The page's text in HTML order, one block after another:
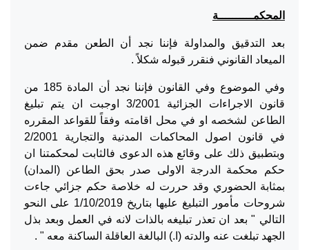
المحكمــــــــــة
بعد التدقيق والمداولة فإننا نجد أن الطعن مقدم ضمن
الميعاد القانوني فنقرر قبوله شكلاً .
وفي الموضوع وفي القانون فإننا نجد أن المادة 185 من
قانون الاجراءات الجزائية 3/2001 اوجبت ان يتم تبليغ
الطاعن لشخصه او في محل اقامته وفقاً للقواعد المقرره
في قانون اصول المحاكمات المدنية والتجارية 2/2001
وبتطبيق ذلك على وقائع هذه الدعوى فالثابت لمحكمتنا ان
حكم محكمة الدرجة الاولى صدر بحق الطاعن (المدان)
بمثابة الحضوري وقد حررت له خلاصة حكم جزائي جاءت
شروحات مأمور التبليغ عليها بتاريخ 1/10/2019 على النحو
التالي " بعد ان تعذر تبليغه بالذات لانه في العمل وبعد بذل
الجهد تبلغت عنه والدته (ا.) البالغة العاقلة الساكنة معه " .